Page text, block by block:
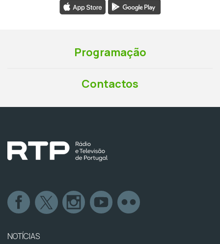
Programação
Contactos
NOTÍCIAS